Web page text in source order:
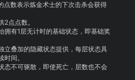
点数表示炼金术士的下次击杀会获得
2点点数。
拥有1层无计时的基础状态，即基础奖
立叠加的隐藏状态提供，每层状态具
时间。
态不可驱散，即使死亡，层数也不会